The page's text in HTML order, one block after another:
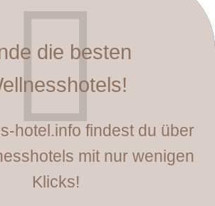
die besten
hotel.info findest du über
mit nur wenigen
Klicks!